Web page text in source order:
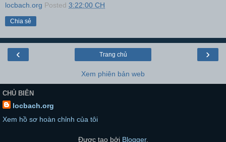
locbach.org Posted 3:22:00 CH
Chia sẻ
‹ ›
Trang chủ
Xem phiên bản web
CHỦ BIÊN
locbach.org
Xem hồ sơ hoàn chỉnh của tôi
Được tạo bởi Blogger.